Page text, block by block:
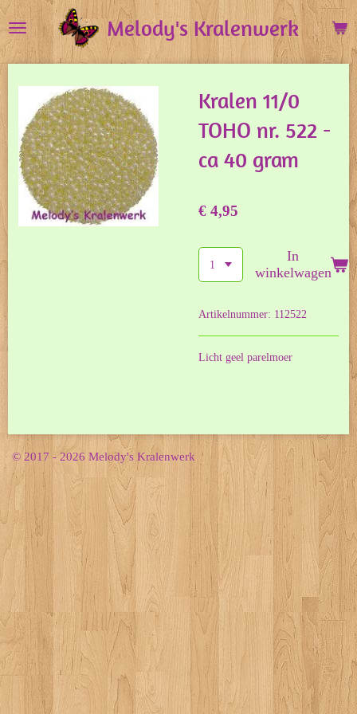
direct
naar
hoofdinhoud
Melody's Kralenwerk
Kralen 11/0
TOHO nr. 522 -
ca 40 gram
€ 4,95
In
winkelwagen
Artikelnummer: 112522
Licht geel parelmoer
© 2017 - 2026 Melody's Kralenwerk